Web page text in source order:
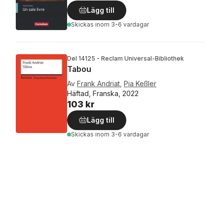
Lägg till
Skickas inom 3-6 vardagar
Del 14125 - Reclam Universal-Bibliothek
Tabou
Av Frank Andriat Pia Keßler
Häftad, Franska, 2022
103 kr
Lägg till
Skickas inom 3-6 vardagar